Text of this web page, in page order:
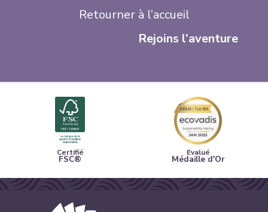
Retournerà l’accueil
Rejoins l’aventure
Certifié
FSC®
Evalué
Médaille d'Or